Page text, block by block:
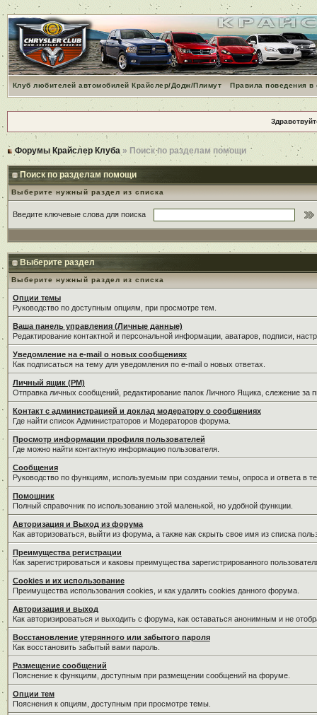
Клуб любителей автомобилей Крайслер/Додж/Плимут Правила поведения
Форумы Крайслер Клуба » Поиск по разделам помощи
Поиск по разделам помощи
Выберите нужный раздел из списка
Введите ключевые слова для поиска
Выберите раздел
Выберите нужный раздел из списка
Опции темы
Руководство по доступным опциям, при просмотре тем.
Ваша панель управления (Личные данные)
Редактирование контактной и персональной информации, аватаров, подписи,
Уведомление на e-mail о новых сообщениях
Как подписаться на тему для уведомления по e-mail о новых ответах.
Личный ящик (PM)
Отправка личных сообщений, редактирование папок Личного Ящика, слежение
Контакт с администрацией и доклад модератору о сообщениях
Где найти список Администраторов и Модераторов форума.
Просмотр информации профиля пользователей
Где можно найти контактную информацию пользователя.
Сообщения
Руководство по функциям, используемым при создании темы, опроса и ответа в
Помощник
Полный справочник по использованию этой маленькой, но удобной функции.
Авторизация и Выход из форума
Как авторизоваться, выйти из форума, а также как скрыть свое имя из списка
Преимущества регистрации
Как зарегистрироваться и каковы преимущества зарегистрированного
Cookies и их использование
Преимущества использования cookies, и как удалять cookies данного форума.
Авторизация и выход
Как авторизироваться и выходить с форума, как оставаться анонимным и не
Восстановление утерянного или забытого пароля
Как восстановить забытый вами пароль.
Размещение сообщений
Пояснение к функциям, доступным при размещении сообщений на форуме.
Опции тем
Пояснения к опциям, доступным при просмотре темы.